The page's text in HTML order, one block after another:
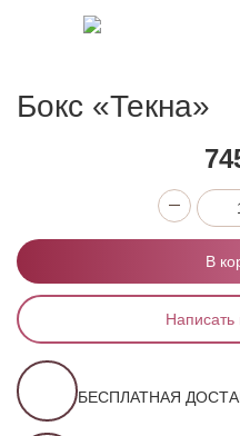
Бокс «Текна»
В
Написать
БЕСПЛАТНАЯ